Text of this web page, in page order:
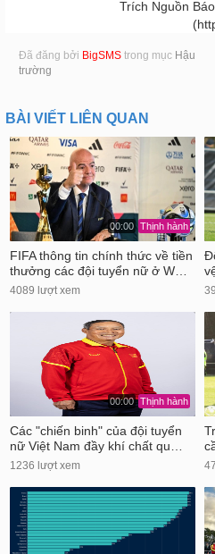
Trích Nguồn
Đã đăng bởi BigSMS trong mục Hậu
trường
BÀI VIẾT LIÊN QUAN
00:00 Thịnh hành
FIFA thông tin chính thức về tiền
thưởng các đội tuyển nữ ở W…
4089 lượt xem
00:00 Thịnh hành
Các "chiến binh" của đội tuyển
nữ Việt Nam đầy khí chất qu…
1236 lượt xem